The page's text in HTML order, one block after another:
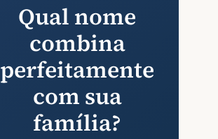
Qual nome
combina
perfeitamente
com sua
família?